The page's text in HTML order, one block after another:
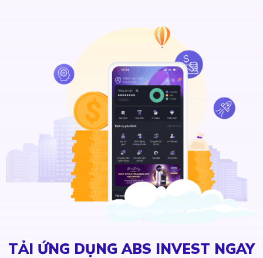
TẢI ỨNG DỤNG ABS INVEST NGAY